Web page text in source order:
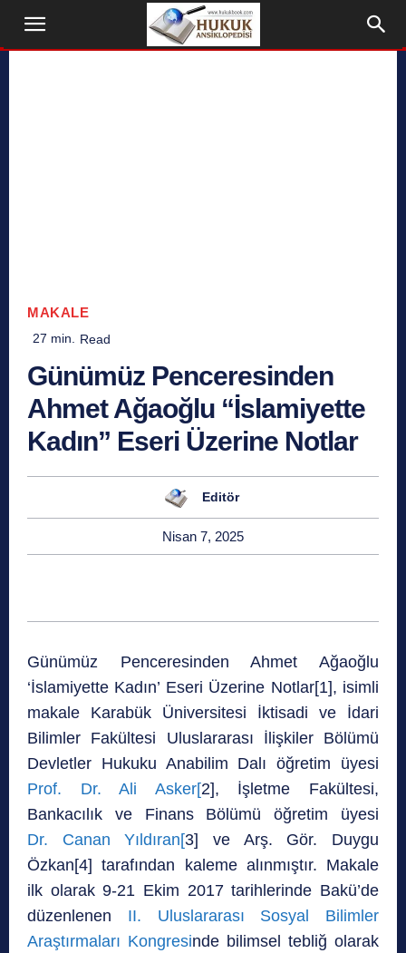
MAKALE
27 min. Read
Günümüz Penceresinden
Ahmet Ağaoğlu “İslamiyette
Kadın” Eseri Üzerine Notlar
Editör
Nisan 7, 2025
Günümüz Penceresinden Ahmet Ağaoğlu
‘İslamiyette Kadın’ Eseri Üzerine Notlar[1], isimli
makale Karabük Üniversitesi İktisadi ve İdari
Bilimler Fakültesi Uluslararası İlişkiler Bölümü
Devletler Hukuku Anabilim Dalı öğretim üyesi
Prof. Dr. Ali Asker[2], İşletme Fakültesi,
Bankacılık ve Finans Bölümü öğretim üyesi
Dr. Canan Yıldıran[3] ve Arş. Gör. Duygu
Özkan[4] tarafından kaleme alınmıştır. Makale
ilk olarak 9-21 Ekim 2017 tarihlerinde Bakü’de
düzenlenen II. Uluslararası Sosyal Bilimler
Araştırmaları Kongresinde bilimsel tebliğ olarak